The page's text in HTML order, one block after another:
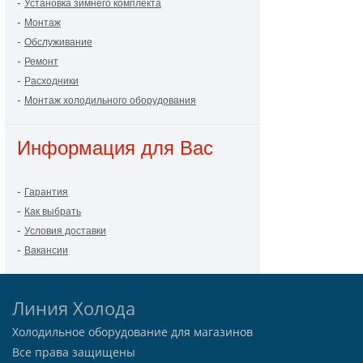
Установка зимнего комплекта
- Монтаж
- Обслуживание
- Ремонт
- Расходники
- Монтаж холодильного оборудования
Информация для Вас
- Гарантия
- Как выбрать
- Условия доставки
- Вакансии
Линия Холода
Холодильное оборудование для магазинов
Все права защищены